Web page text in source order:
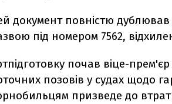
документ повністю дублював
під номером 7562,
почав віце-
позовів у судах щодо
призведе до